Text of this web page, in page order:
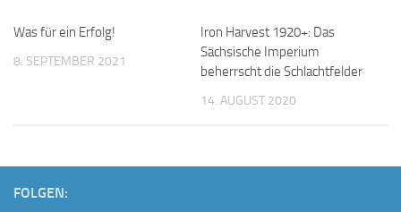
Was für ein Erfolg!
8. SEPTEMBER 2021
Iron Harvest 1920+: Das
Sächsische Imperium
beherrscht die Schlachtfelder
14. AUGUST 2020
FOLGEN: